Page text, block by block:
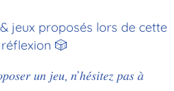
jeux proposés lors de cette
🎲
𝑢𝑛 𝑗𝑒𝑢, 𝑛’ℎ𝑒́𝑠𝑖𝑡𝑒𝑧 𝑝𝑎𝑠 𝑎̀